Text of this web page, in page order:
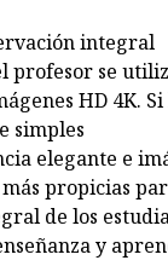
integral
profesor se
HD 4K.
simples
elegante e
propicias
de los
y